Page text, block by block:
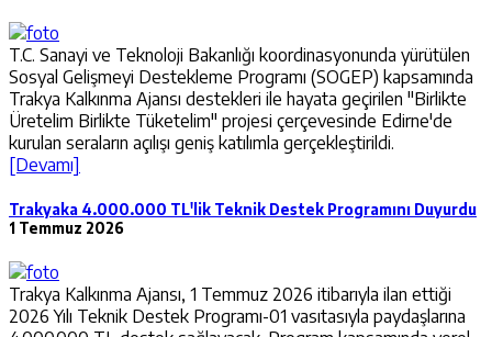
T.C. Sanayi ve Teknoloji Bakanlığı koordinasyonunda yürütülen
Sosyal Gelişmeyi Destekleme Programı (SOGEP) kapsamında
Trakya Kalkınma Ajansı destekleri ile hayata geçirilen "Birlikte
Üretelim Birlikte Tüketelim" projesi çerçevesinde Edirne'de
kurulan seraların açılışı geniş katılımla gerçekleştirildi.
[Devamı]
Trakyaka 4.000.000 TL'lik Teknik Destek Programını Duyurdu
1 Temmuz 2026
Trakya Kalkınma Ajansı, 1 Temmuz 2026 itibarıyla ilan ettiği
2026 Yılı Teknik Destek Programı-01 vasıtasıyla paydaşlarına